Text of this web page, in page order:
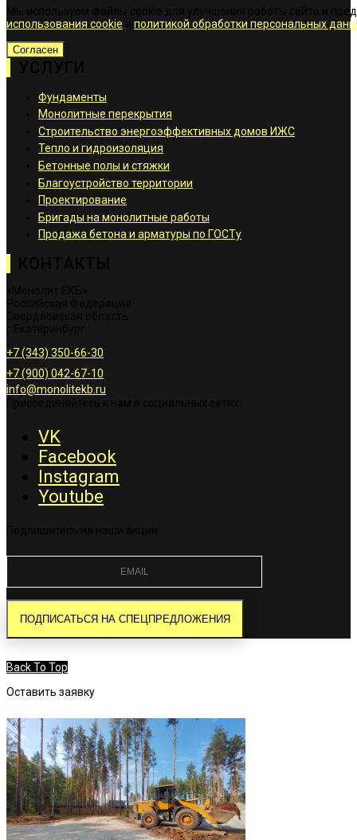
Мы используем файлы cookie для улучшения работы сайта и
использования cookie
политикой обработки персональных
Согласен
Фундаменты
Монолитные перекрытия
Строительство энергоэффективных домов ИЖС
Тепло и гидроизоляция
Бетонные полы и стяжки
Благоустройство территории
Проектирование
Бригады на монолитные работы
Продажа бетона и арматуры по ГОСТу
+7 (343) 350-66-30
+7 (900) 042-67-10
info@monolitekb.ru
VK
Facebook
Instagram
Youtube
Back To Top
Оставить заявку